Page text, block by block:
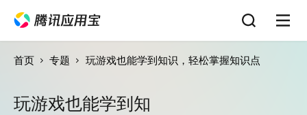
首页 专题 玩游戏也能学到知识，轻松掌握知识点
玩游戏也能学到知